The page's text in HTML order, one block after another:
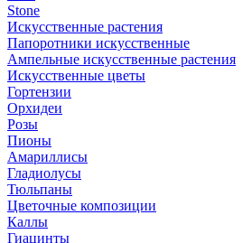
Stone
Искусственные растения
Папоротники искусственные
Ампельные искусственные растения
Искусственные цветы
Гортензии
Орхидеи
Розы
Пионы
Амариллисы
Гладиолусы
Тюльпаны
Цветочные композиции
Каллы
Гиацинты